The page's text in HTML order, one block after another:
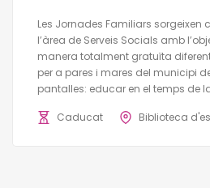
Les Jornades Familiars
l’àrea de Serveis Socials amb
manera totalment gratuïta
per a pares i mares del municipi
pantalles: educar en el temps de
Caducat Biblioteca